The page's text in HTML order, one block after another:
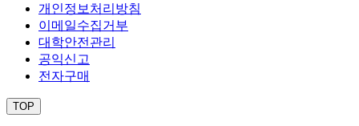
개인정보처리방침
이메일수집거부
대학안전관리
공익신고
전자구매
TOP